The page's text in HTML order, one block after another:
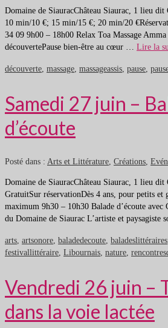
Domaine de SiauracChâteau Siaurac, 1 lieu
10 min/10 €; 15 min/15 €; 20 min/20
34 09 9h00 – 18h00 Relax Toa Massage Amma
découvertePause bien-être au cœur … Lire la
découverte, massage, massageassis, pause,
Samedi 27 juin –
d’écoute
Posté dans : Arts et Littérature, Créations,
Domaine de SiauracChâteau Siaurac, 1 lieu dit
GratuitSur réservationDès 4 ans, pour petits et
maximum 9h30 – 10h30 Balade d’écoute
du Domaine de Siaurac L’artiste et paysagiste
arts, artsonore, baladedecoute, baladeslittéraires
festivallittéraire, Libournais, nature,
Vendredi 26 juin –
dans la voie lactée